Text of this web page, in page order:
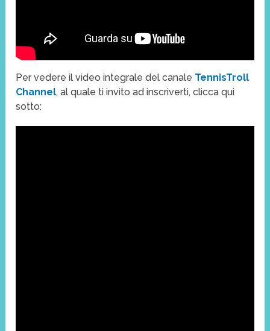
Per vedere il video integrale del canale TennisTroll
Channel, al quale ti invito ad inscriverti, clicca qui
sotto: